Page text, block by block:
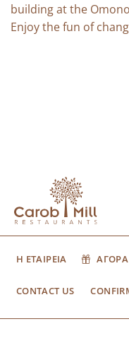
building at the
Enjoy the fun of
Η ΕΤΑΙΡΕΙΑ
CONTACT US